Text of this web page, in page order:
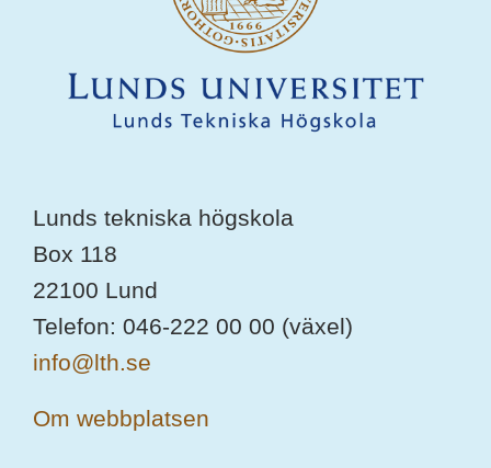
Lunds tekniska högskola
Box 118
22100 Lund
Telefon: 046-222 00 00 (växel)
info@lth.se
Om webbplatsen